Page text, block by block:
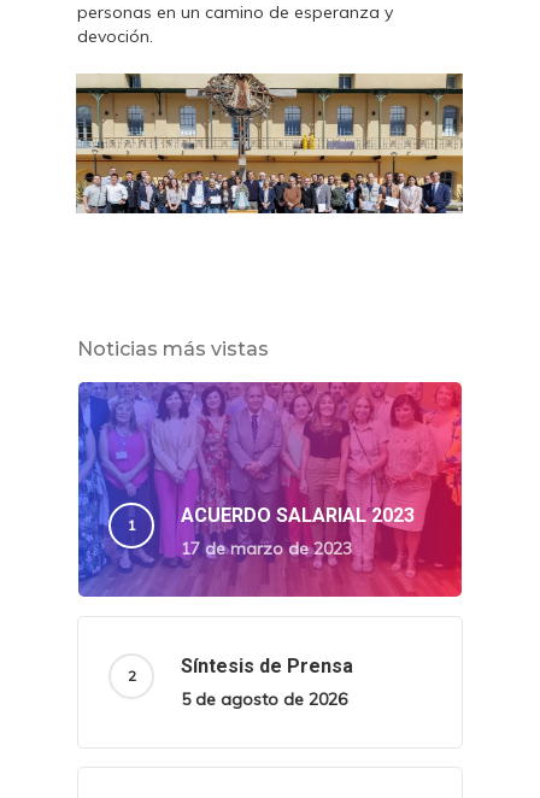
personas en un camino de esperanza y
devoción.
Noticias más vistas
ACUERDO SALARIAL 2023
17 de marzo de 2023
Síntesis de Prensa
5 de agosto de 2026